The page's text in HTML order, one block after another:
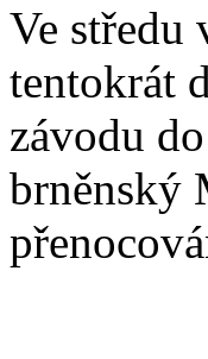
Ve středu
tentokrát
závodu
brněnský